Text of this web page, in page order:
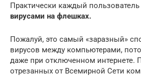
Практически каждый пользователь
вирусами на флешках.
Пожалуй, это самый «заразный»
вирусов между компьютерами,
даже при отключенном интернете.
отрезанных от Всемирной Сети